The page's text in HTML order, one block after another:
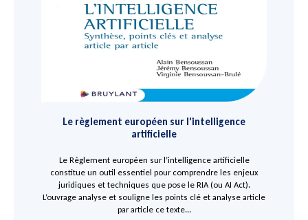
Le règlement européen sur l'intelligence
artificielle
Le Règlement européen sur l’intelligence artificielle
constitue un outil essentiel pour comprendre les enjeux
juridiques et techniques que pose le RIA (ou AI Act).
L’ouvrage analyse et souligne les points clé et analyse article
par article ce texte...